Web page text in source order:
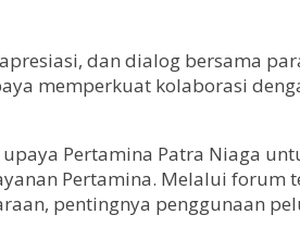
dan dialog bersama
memperkuat kolaborasi
Pertamina Patra Niaga
Pertamina. Melalui forum
pentingnya penggunaan